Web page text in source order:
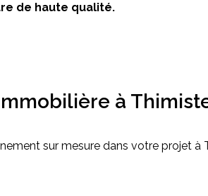
de haute qualité.
à
sur mesure dans votre projet à